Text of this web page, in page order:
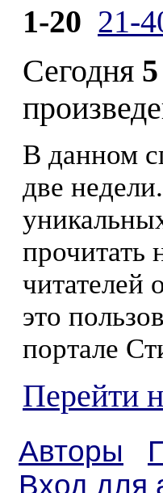
1-20 21-
Сегодня 5
В данном
две
прочитать
читателей
это
портале
Перейти
Авторы
Вход для